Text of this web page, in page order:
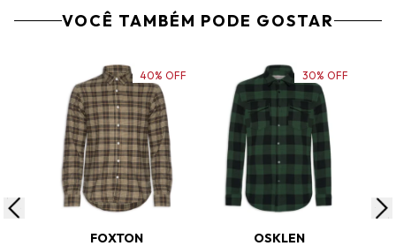
VOCÊ TAMBÉM PODE GOSTAR
ADICIONAR AO CARRINHO
FOXTON
40% OFF
ADICIONAR AO CARRINHO
OSKLEN
30% OFF